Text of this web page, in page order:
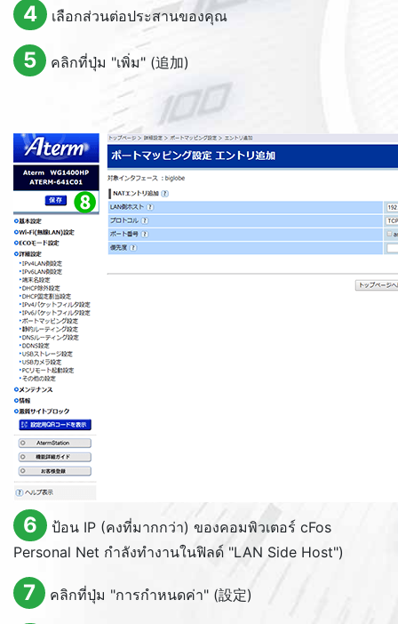
4 เลือกส่วนต่อประสานของคุณ
5 คลิกที่ปุ่ม "เพิ่ม" (追加)
6
ป้อน IP (คงที่มากกว่า) ของคอมพิวเตอร์ cFos
Personal Net กำลังทำงานในฟิลด์ "LAN Side Host")
7 คลิกที่ปุ่ม "การกำหนดค่า" (設定)